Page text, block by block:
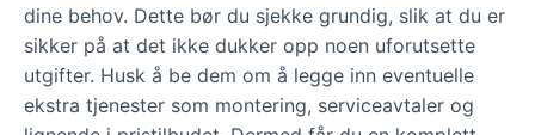
dine behov. Dette bør du sjekke grundig, slik at du er
sikker på at det ikke dukker opp noen uforutsette
utgifter. Husk å be dem om å legge inn eventuelle
ekstra tjenester som montering, serviceavtaler og